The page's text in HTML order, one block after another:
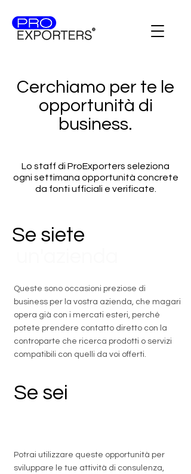
Cerchiamo per te le
opportunità di
business.
Lo staff di ProExporters seleziona
ogni settimana opportunità concrete
da fonti ufficiali e verificate.
Se siete
Queste sono occasioni preziose di
business per la vostra azienda, che magari
opera già con i mercati esteri, perché
potete prendere contatto diretto con la
controparte che ricerca prodotti o servizi
compatibili con quelli da voi offerti.
Se sei
Potrai utilizzare queste opportunità per
sviluppare le tue attività di consulenza,